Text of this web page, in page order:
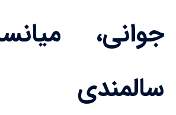
جوانی،
سالمندی